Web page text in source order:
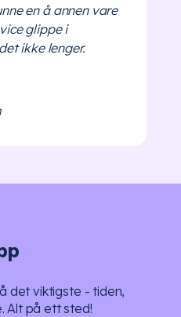
en å annen vare
glippe i
ikke lenger.
det viktigste - tiden,
Alt på ett sted!